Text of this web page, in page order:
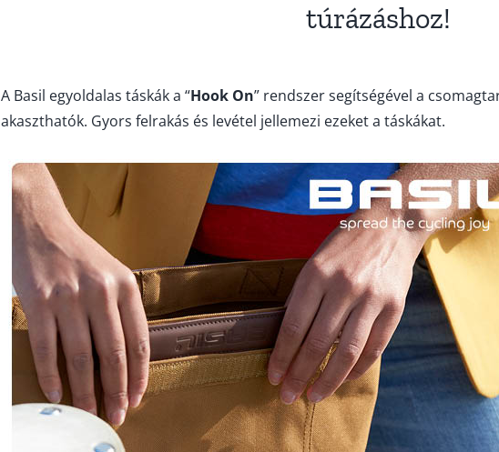
túrázáshoz!
A Basil egyoldalas táskák a “Hook On” rendszer segítségével a
akaszthatók. Gyors felrakás és levétel jellemezi ezeket a táskákat.